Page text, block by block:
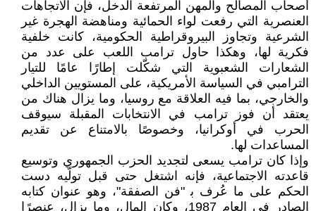
أصحاب المصالح والمهن المرتفعة الدخل، فإن الاتجاهات
العنصرية التي رفعت لواء الحمائية ومناهضة الهجرة غير
الشرعية وتجاوز البيروقراطية الحكومية، كانت خلفية
فكرية لها، وهكذا حاول ترامب اللعب على عدد من
الشعارات الشعبوية التي شكّلت إطارًا عامًا للتيار
الترامبي في السياسة الأمريكية، على المستويين الداخلي
والخارجي، بما فيه العلاقة مع روسيا، وما يزال هناك من
يعتقد أن فوز ترامب في الانتخابات المقبلة سيوقف
الحرب في أوكرانيا، وخصوصًا بالامتناع عن تقديم
المساعدات لها.
وإذا كان ترامب يسعى لتجديد الحزب الجمهوري وتوسيع
قاعدته الاجتماعية، فإنه اشتغل حتى قبل تولّيه دست
الحكم على ما عُرف ﺑ "فن الصفقة"، وهو عنوان كتابه
الصادر في العام 1987، وكان المال، وما يزال، عنصرًا